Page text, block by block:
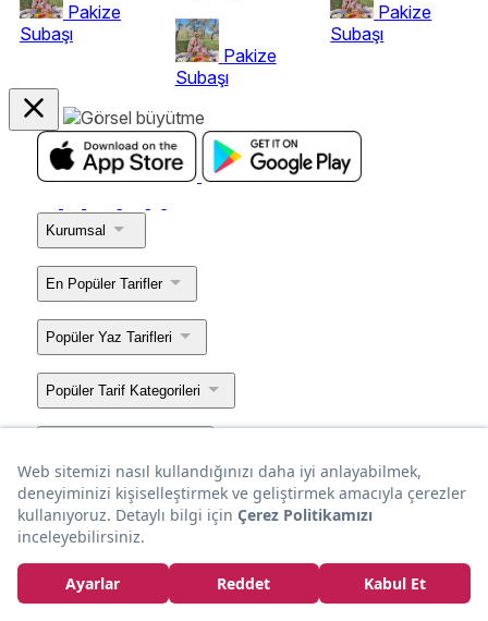
Pakize
Subaşı
Pakize
Subaşı
Pakize
Subaşı
Kurumsal
En Popüler Tarifler
Popüler Yaz Tarifleri
Popüler Tarif Kategorileri
Popüler Mekan Yazıları
Bir markasıdır.